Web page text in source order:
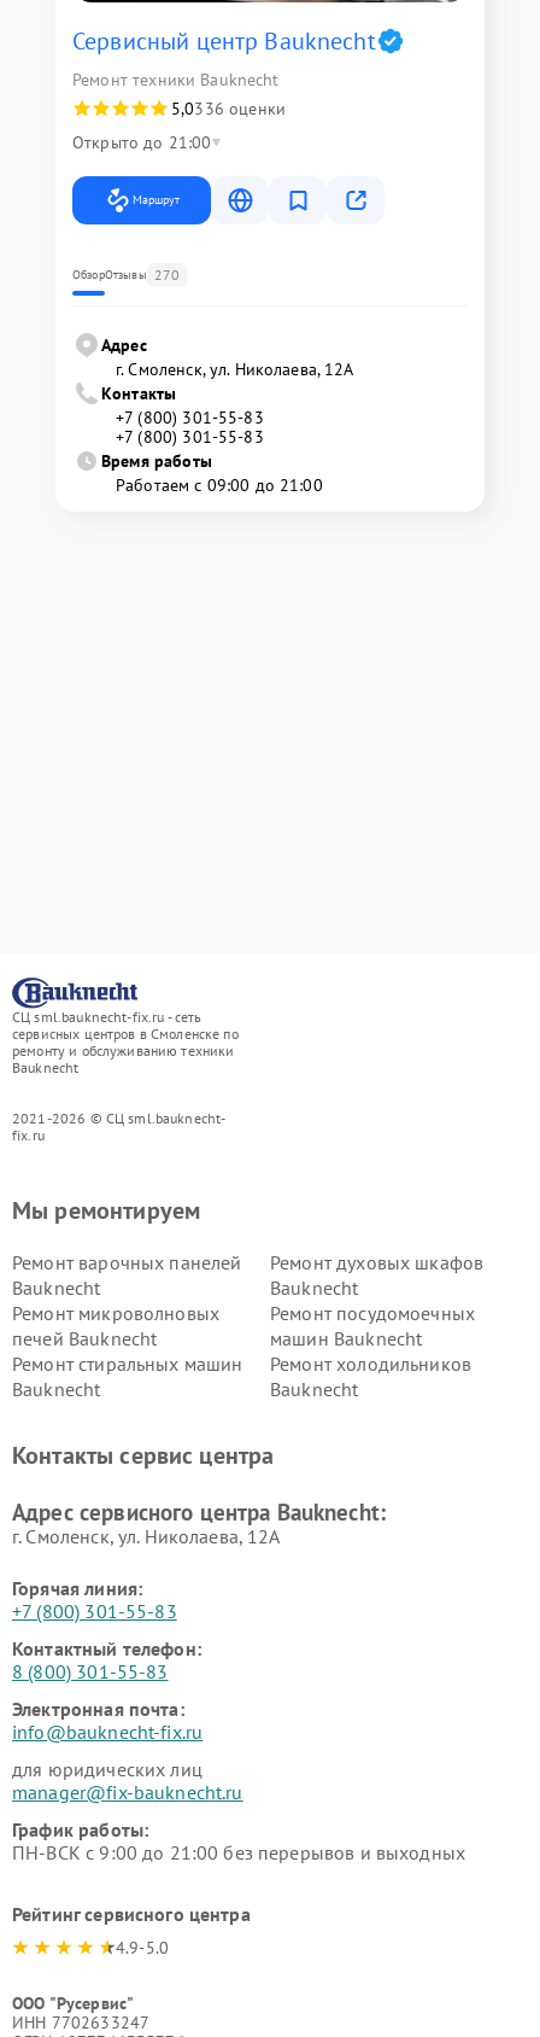
Сервисный центр Bauknecht
Ремонт техники Bauknecht
5,0336 оценки
Открыто до 21:00
Маршрут
ОбзорОтзывы 270
Адрес
г. Смоленск, ул. Николаева, 12А
Контакты
+7 (800) 301-55-83
+7 (800) 301-55-83
Время работы
Работаем с 09:00 до 21:00
СЦ sml.bauknecht-fix.ru - сеть
сервисных центров в Смоленске по
ремонту и обслуживанию техники
Bauknecht
2021-2026 © СЦ sml.bauknecht-
fix.ru
Мы ремонтируем
Ремонт варочных панелей
Bauknecht
Ремонт духовых шкафов
Bauknecht
Ремонт микроволновых
печей Bauknecht
Ремонт посудомоечных
машин Bauknecht
Ремонт стиральных машин
Bauknecht
Ремонт холодильников
Bauknecht
Контакты сервис центра
Адрес сервисного центра Bauknecht:
г. Смоленск, ул. Николаева, 12А
Горячая линия:
+7 (800) 301-55-83
Контактный телефон:
8 (800) 301-55-83
Электронная почта:
info@bauknecht-fix.ru
для юридических лиц
manager@fix-bauknecht.ru
График работы:
ПН-ВСК с 9:00 до 21:00 без перерывов и выходных
Рейтинг сервисного центра
4.9-5.0
ООО "Русервис"
ИНН 7702633247